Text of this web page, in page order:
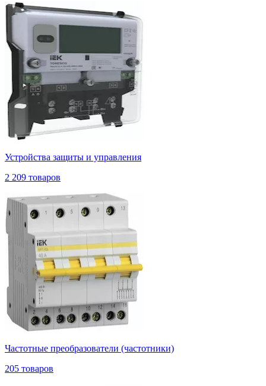
Устройства защиты и управления
2 209 товаров
Частотные преобразователи (частотники)
205 товаров